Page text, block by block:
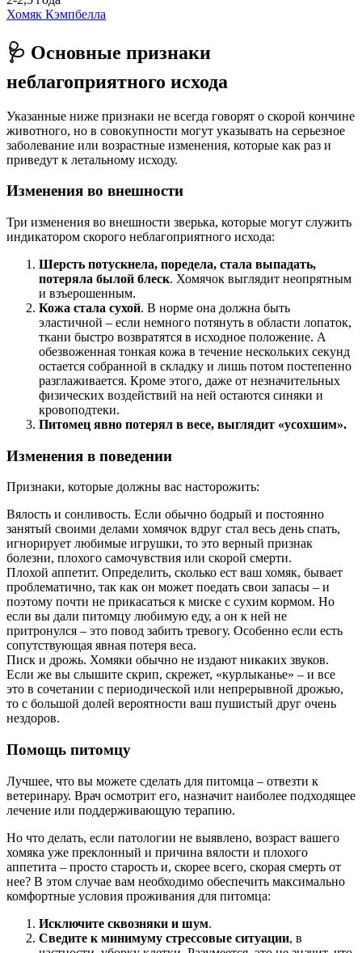
Хомяк Кэмпбелла
🩺 Основные признаки
неблагоприятного исхода
Указанные ниже признаки не всегда говорят о скорой кончине
животного, но в совокупности могут указывать на серьезное
заболевание или возрастные изменения, которые как раз и
приведут к летальному исходу.
Изменения во внешности
Три изменения во внешности зверька, которые могут служить
индикатором скорого неблагоприятного исхода:
Шерсть потускнела, поредела, стала выпадать,
потеряла былой блеск. Хомячок выглядит неопрятным
и взъерошенным.
Кожа стала сухой. В норме она должна быть
эластичной – если немного потянуть в области лопаток,
ткани быстро возвратятся в исходное положение. А
обезвоженная тонкая кожа в течение нескольких секунд
остается собранной в складку и лишь потом постепенно
разглаживается. Кроме этого, даже от незначительных
физических воздействий на ней остаются синяки и
кровоподтеки.
Питомец явно потерял в весе, выглядит «усохшим».
Изменения в поведении
Признаки, которые должны вас насторожить:
Вялость и сонливость. Если обычно бодрый и постоянно
занятый своими делами хомячок вдруг стал весь день спать,
игнорирует любимые игрушки, то это верный признак
болезни, плохого самочувствия или скорой смерти.
Плохой аппетит. Определить, сколько ест ваш хомяк, бывает
проблематично, так как он может поедать свои запасы – и
поэтому почти не прикасаться к миске с сухим кормом. Но
если вы дали питомцу любимую еду, а он к ней не
притронулся – это повод забить тревогу. Особенно если есть
сопутствующая явная потеря веса.
Писк и дрожь. Хомяки обычно не издают никаких звуков.
Если же вы слышите скрип, скрежет, «курлыканье» – и все
это в сочетании с периодической или непрерывной дрожью,
то с большой долей вероятности ваш пушистый друг очень
нездоров.
Помощь питомцу
Лучшее, что вы можете сделать для питомца – отвезти к
ветеринару. Врач осмотрит его, назначит наиболее подходящее
лечение или поддерживающую терапию.
Но что делать, если патологии не выявлено, возраст вашего
хомяка уже преклонный и причина вялости и плохого
аппетита – просто старость и, скорее всего, скорая смерть от
нее? В этом случае вам необходимо обеспечить максимально
комфортные условия проживания для питомца:
Исключите сквозняки и шум.
Сведите к минимуму стрессовые ситуации, в